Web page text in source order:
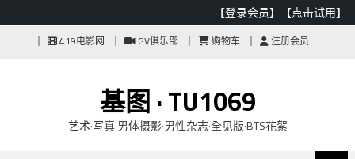
【登录会员】 【点击试用】
419电影网 GV俱乐部 购物车 注册会员
基图 · TU1069
艺术·写真·男体摄影·男性杂志·全见版·BTS花絮